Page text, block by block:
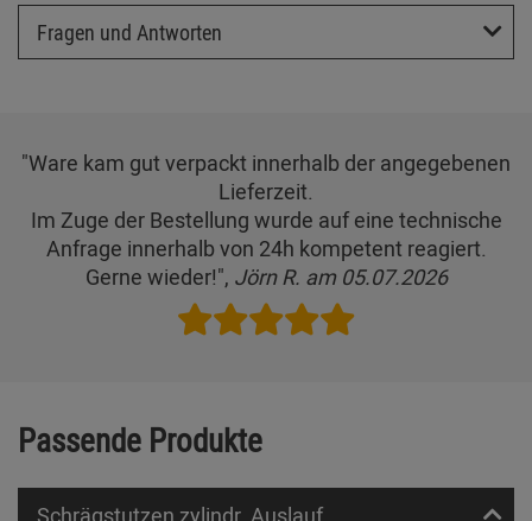
Fragen und Antworten
"Ware kam gut verpackt innerhalb der angegebenen
Lieferzeit.
Im Zuge der Bestellung wurde auf eine technische
Anfrage innerhalb von 24h kompetent reagiert.
Gerne wieder!", Jörn R. am 05.07.2026
Passende Produkte